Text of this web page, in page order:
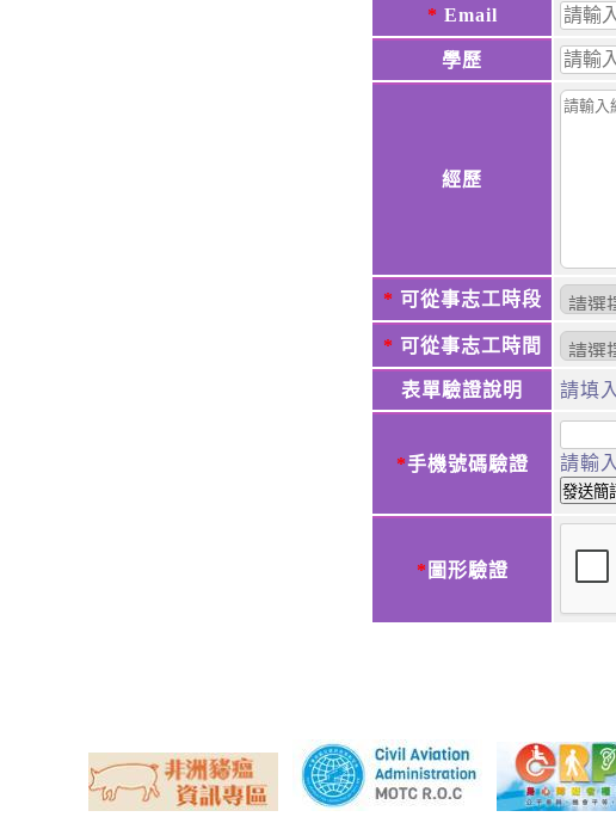
* Email
學歷
經歷
* 可從事志工時段
* 可從事志工時間
表單驗證說明 請填
*手機號碼驗證
請輸入
* 圖形驗證